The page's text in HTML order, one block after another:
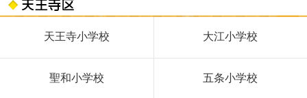
天王寺小学校 大江小学校
聖和小学校 五条小学校